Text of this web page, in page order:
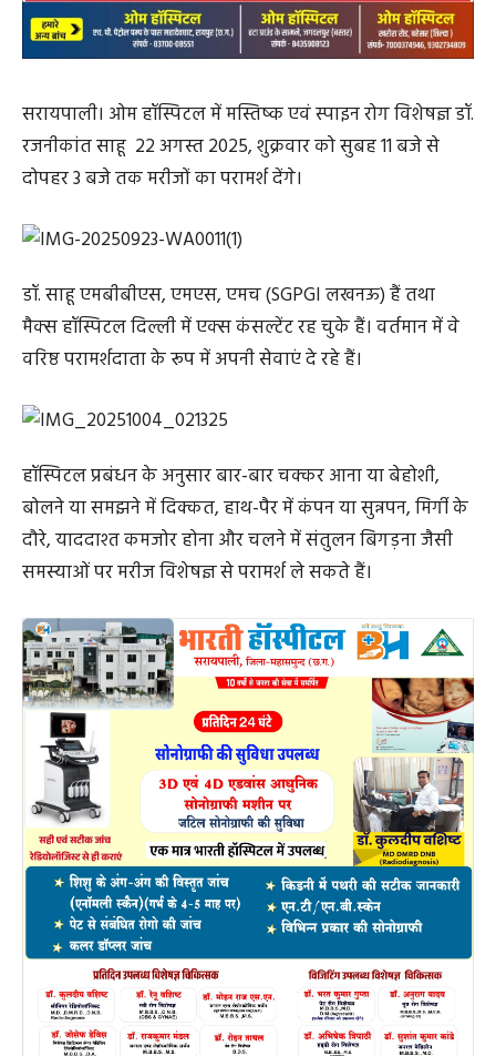
सरायपाली। ओम हॉस्पिटल में मस्तिष्क एवं स्पाइन रोग विशेषज्ञ डॉ.
रजनीकांत साहू 22 अगस्त 2025, शुक्रवार को सुबह 11 बजे से
दोपहर 3 बजे तक मरीजों का परामर्श देंगे।
डॉ. साहू एमबीबीएस, एमएस, एमच (SGPGI लखनऊ) हैं तथा
मैक्स हॉस्पिटल दिल्ली में एक्स कंसल्टेंट रह चुके हैं। वर्तमान में वे
वरिष्ठ परामर्शदाता के रूप में अपनी सेवाएं दे रहे हैं।
हॉस्पिटल प्रबंधन के अनुसार बार-बार चक्कर आना या बेहोशी,
बोलने या समझने में दिक्कत, हाथ-पैर में कंपन या सुन्नपन, मिर्गी के
दौरे, याददाश्त कमजोर होना और चलने में संतुलन बिगड़ना जैसी
समस्याओं पर मरीज विशेषज्ञ से परामर्श ले सकते हैं।